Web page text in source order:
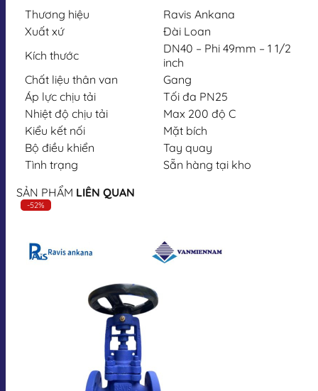
Thương hiệu
Ravis Ankana
Xuất xứ
Đài Loan
Kích thước
DN40 – Phi 49mm – 1 1/2
inch
Chất liệu thân van
Gang
Áp lực chịu tải
Tối đa PN25
Nhiệt độ chịu tải
Max 200 độ C
Kiểu kết nối
Mặt bích
Bộ điều khiển
Tay quay
Tình trạng
Sẵn hàng tại kho
SẢN PHẨM LIÊN QUAN
-52%